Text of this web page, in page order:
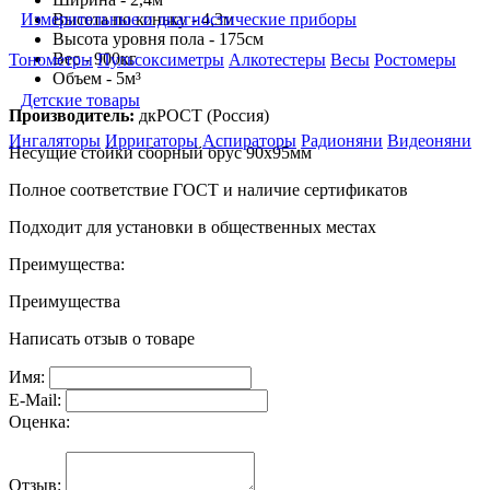
Измерительные и диагностические приборы
Тонометры Пульсоксиметры Алкотестеры Весы Ростомеры
Детские товары
Ингаляторы Ирригаторы Аспираторы Радионяни Видеоняни
Высота по коньку - 4,3м
Высота уровня пола - 175см
Вес - 900кг
Объем - 5м³
Производитель: дкРОСТ (Россия)
Несущие стойки сборный брус 90х95мм
Полное соответствие ГОСТ и наличие сертификатов
Подходит для установки в общественных местах
Преимущества:
Преимущества
Написать отзыв о товаре
Имя:
E-Mail:
Оценка:
Отзыв: